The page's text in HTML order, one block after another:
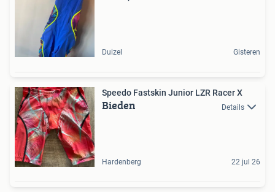
Duizel Gisteren
Speedo Fastskin Junior LZR Racer X
Bieden Details
Hardenberg 22 jul 26